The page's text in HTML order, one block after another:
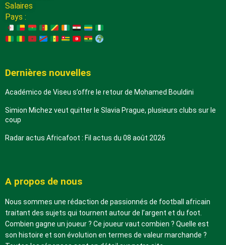
Salaires
Pays :
Dernières nouvelles
Académico de Viseu s’offre le retour de Mohamed Bouldini
Simion Michez veut quitter le Slavia Prague, plusieurs clubs sur le
coup
Radar actus Africafoot : Fil actus du 08 août 2026
A propos de nous
Nous sommes une rédaction de passionnés de football africain
traitant des sujets qui tournent autour de l’argent et du foot.
Combien gagne un joueur ? Ce joueur vaut combien ? Quelle est
son histoire et son évolution en termes de valeur marchande ?